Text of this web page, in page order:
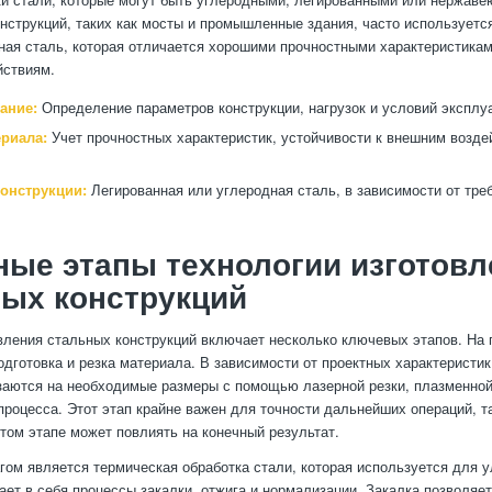
таких как мосты и промышленные здания, часто
сталь, которая отличается хорошими прочностными
Определение параметров конструкции, нагрузок и условий
Учет прочностных характеристик, устойчивости к внешним
Легированная или углеродная сталь, в зависимости от
этапы технологии
конструкций
стальных конструкций включает несколько ключевых этапов. На
и резка материала. В зависимости от проектных
на необходимые размеры с помощью лазерной резки,
Этот этап крайне важен для точности дальнейших операций,
этапе может повлиять на конечный результат.
является термическая обработка стали, которая используется для